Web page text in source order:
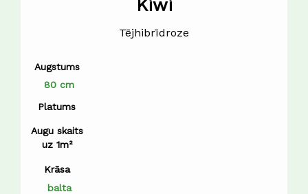
Kiwi
Tējhibrīdroze
Augstums
80 cm
Platums
Augu skaits
uz 1m²
Krāsa
balta